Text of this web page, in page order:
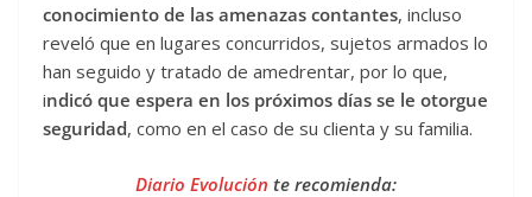
conocimiento de las amenazas contantes, incluso
reveló que en lugares concurridos, sujetos armados lo
han seguido y tratado de amedrentar, por lo que,
indicó que espera en los próximos días se le otorgue
seguridad, como en el caso de su clienta y su familia.
Diario Evolución te recomienda: